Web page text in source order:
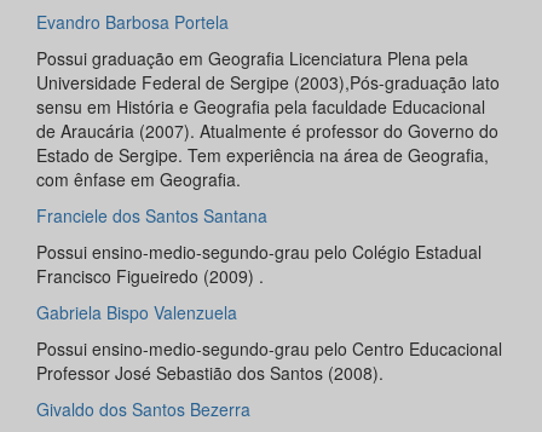
Evandro Barbosa Portela
Possui graduação em Geografia Licenciatura Plena pela
Universidade Federal de Sergipe (2003),Pós-graduação lato
sensu em História e Geografia pela faculdade Educacional
de Araucária (2007). Atualmente é professor do Governo do
Estado de Sergipe. Tem experiência na área de Geografia,
com ênfase em Geografia.
Franciele dos Santos Santana
Possui ensino-medio-segundo-grau pelo Colégio Estadual
Francisco Figueiredo (2009) .
Gabriela Bispo Valenzuela
Possui ensino-medio-segundo-grau pelo Centro Educacional
Professor José Sebastião dos Santos (2008).
Givaldo dos Santos Bezerra